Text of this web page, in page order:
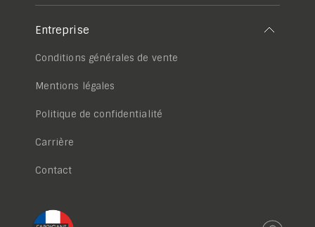
Entreprise
Conditions générales de vente
Mentions légales
Politique de confidentialité
Carrière
Contact